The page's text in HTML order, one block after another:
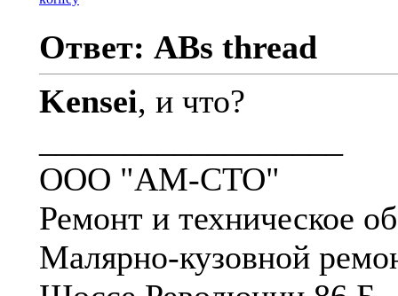
Ответ: ABs thread
Kensei, и что?
ООО "АМ-СТО"
Ремонт и техническое
Малярно-кузовной